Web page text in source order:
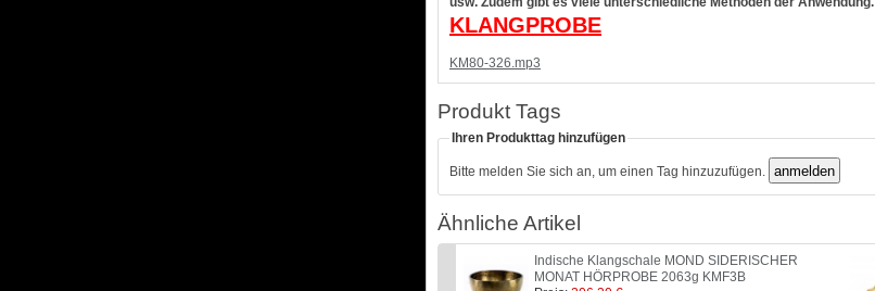
KLANGPROBE
KM80-326.mp3
Produkt Tags
Ihren Produkttag hinzufügen
Bitte melden Sie sich an, um einen Tag hinzuzufügen.
Ähnliche Artikel
Indische Klangschale MOND SIDERISCHER
MONAT HÖRPROBE 2063g KMF3B